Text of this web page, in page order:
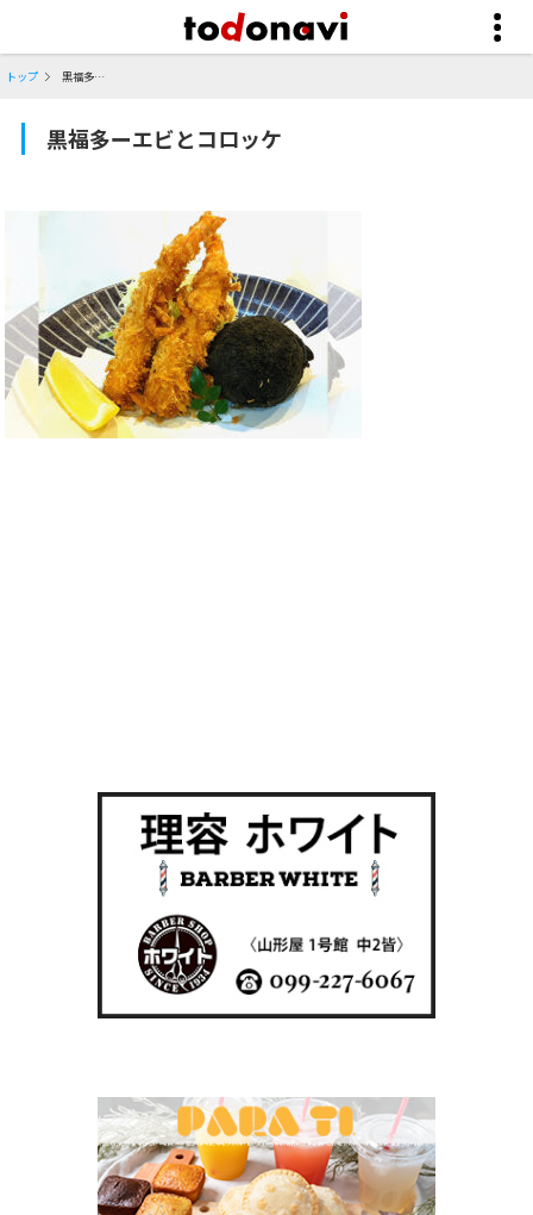
トップ 黒福多ーエビとコロッケ
黒福多ーエビとコロッケ